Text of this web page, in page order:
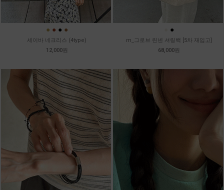
● ● ● ●
세이바 네크리스 (4type)
12,000원
●
m_그로브 린넨 셔링백 [5차 재입고]
68,000원